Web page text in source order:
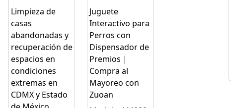
Limpieza de
casas
abandonadas y
recuperación de
espacios en
condiciones
extremas en
CDMX y Estado
Juguete
Interactivo para
Perros con
Dispensador de
Premios |
Compra al
Mayoreo con
Zuoan